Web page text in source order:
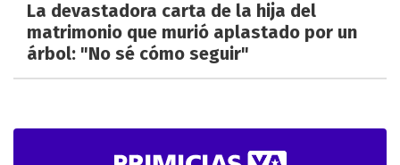
La devastadora carta de la hija del
matrimonio que murió aplastado por un
árbol: "No sé cómo seguir"